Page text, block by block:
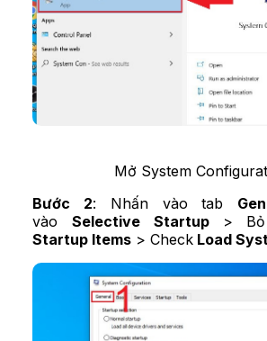
Mở System
Bước 2: Nhấn vào tab
vào Selective Startup >
Startup Items > Check Load